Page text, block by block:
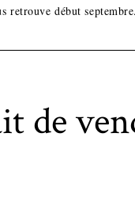
retrouve début septembre.
de